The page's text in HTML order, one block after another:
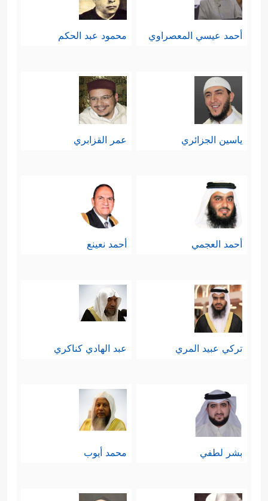
أحمد عيسي المعصراوي محمود عبد الحكم
ياسين الجزائري عمر القزابري
أحمد العجمي أحمد نعينع
تركي عبيد المري عبد الهادي كناكري
بشر لطفي محمد أيوب